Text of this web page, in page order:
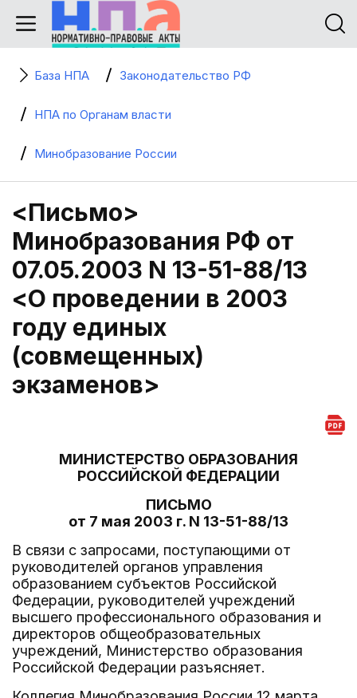
База НПА Законодательство РФ
НПА по Органам власти
Минобразование России
<Письмо>
Минобразования РФ от
07.05.2003 N 13-51-88/13
<О проведении в 2003
году единых
(совмещенных)
экзаменов>
МИНИСТЕРСТВО ОБРАЗОВАНИЯ
РОССИЙСКОЙ ФЕДЕРАЦИИ
ПИСЬМО
от 7 мая 2003 г. N 13-51-88/13
В связи с запросами, поступающими от
руководителей органов управления
образованием субъектов Российской
Федерации, руководителей учреждений
высшего профессионального образования и
директоров общеобразовательных
учреждений, Министерство образования
Российской Федерации разъясняет.